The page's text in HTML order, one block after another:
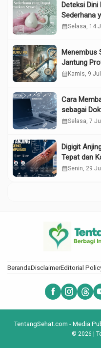
Deteksi
Sederhana
Nyawa
calendar_monthSelasa, 14
Menembus
Jantung
calendar_month Kamis, 9
Cara
sebagai
calendar_monthSelasa, 7
Digigit
Tepat dan
calendar_monthSenin, 29
BerandaDisclaimerEditorial
TentangSehat.com - Media
© 2026 |